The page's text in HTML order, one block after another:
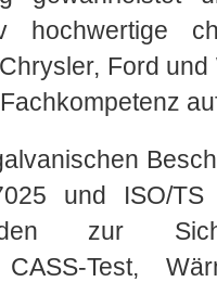
hochwertige
Ford
und ISO/
zur
CASS-Test,